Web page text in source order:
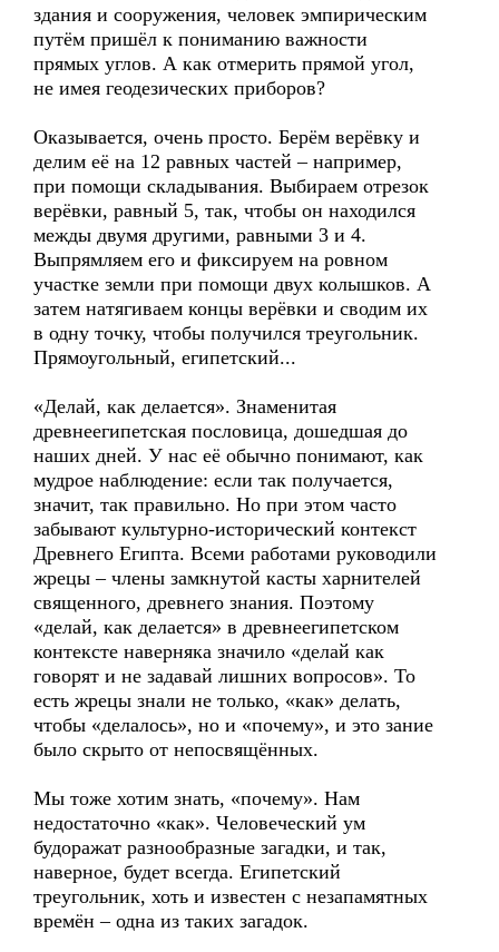
здания и сооружения, человек эмпирическим
путём пришёл к пониманию важности
прямых углов. А как отмерить прямой угол,
не имея геодезических приборов?
Оказывается, очень просто. Берём верёвку и
делим её на 12 равных частей – например,
при помощи складывания. Выбираем отрезок
верёвки, равный 5, так, чтобы он находился
межды двумя другими, равными 3 и 4.
Выпрямляем его и фиксируем на ровном
участке земли при помощи двух колышков. А
затем натягиваем концы верёвки и сводим их
в одну точку, чтобы получился треугольник.
Прямоугольный, египетский...
«Делай, как делается». Знаменитая
древнеегипетская пословица, дошедшая до
наших дней. У нас её обычно понимают, как
мудрое наблюдение: если так получается,
значит, так правильно. Но при этом часто
забывают культурно-исторический контекст
Древнего Египта. Всеми работами руководили
жрецы – члены замкнутой касты харнителей
священного, древнего знания. Поэтому
«делай, как делается» в древнеегипетском
контексте наверняка значило «делай как
говорят и не задавай лишних вопросов». То
есть жрецы знали не только, «как» делать,
чтобы «делалось», но и «почему», и это зание
было скрыто от непосвящённых.
Мы тоже хотим знать, «почему». Нам
недостаточно «как». Человеческий ум
будоражат разнообразные загадки, и так,
наверное, будет всегда. Египетский
треугольник, хоть и известен с незапамятных
времён – одна из таких загадок.